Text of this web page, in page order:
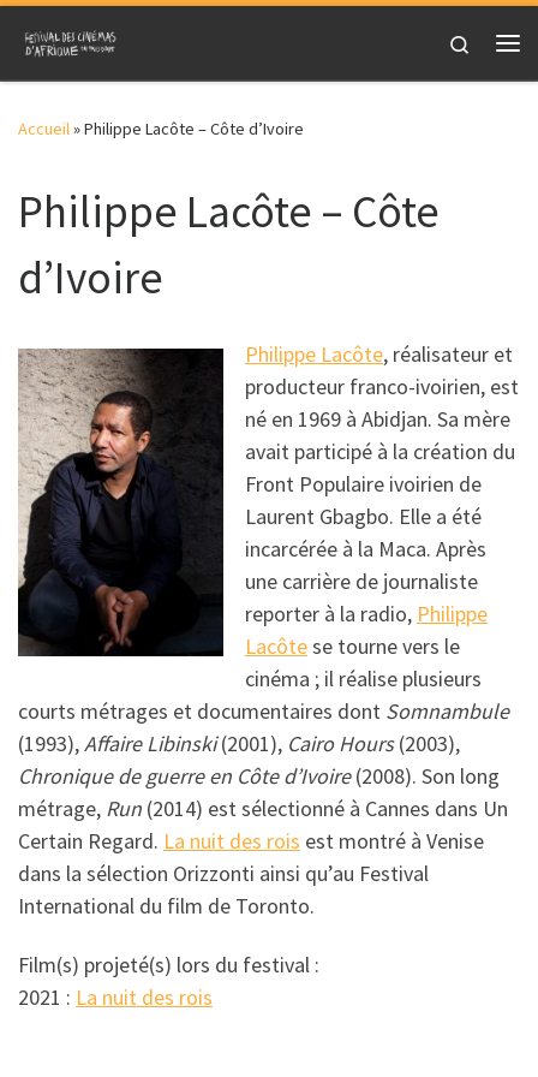
Skip to content
Search
Accueil»Philippe Lacôte – Côte d’Ivoire
Philippe Lacôte – Côte
d’Ivoire
Philippe Lacôte, réalisateur et
producteur franco-ivoirien, est
né en 1969 à Abidjan. Sa mère
avait participé à la création du
Front Populaire ivoirien de
Laurent Gbagbo. Elle a été
incarcérée à la Maca. Après
une carrière de journaliste
reporter à la radio, Philippe
Lacôtese tourne vers le
cinéma ; il réalise plusieurs
courts métrages et documentaires dont Somnambule
(1993), Affaire Libinski(2001), Cairo Hours(2003),
Chronique de guerre en Côte d’Ivoire(2008). Son long
métrage, Run (2014) est sélectionné à Cannes dans Un
Certain Regard. La nuit des rois est montré à Venise
dans la sélection Orizzonti ainsi qu’au Festival
International du film de Toronto.
Film(s) projeté(s) lors du festival :
2021 : La nuit des rois